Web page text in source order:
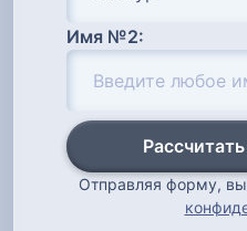
Имя №2:
Отправляя форму, вы